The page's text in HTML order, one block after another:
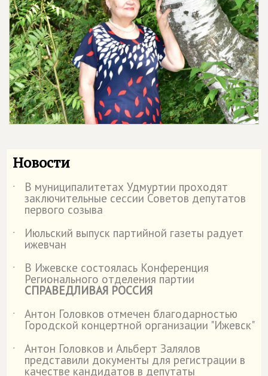
Новости
˙ В муниципалитетах Удмуртии проходят
заключительные сессии Советов депутатов
первого созыва
˙
Июльский выпуск партийной газеты радует
ижевчан
˙
В Ижевске состоялась Конференция
Регионального отделения партии
СПРАВЕДЛИВАЯ РОССИЯ
˙
Антон Головков отмечен благодарностью
Городской концертной организации "Ижевск"
˙
Антон Головков и Альберт Залялов
представили документы для регистрации в
качестве кандидатов в депутаты